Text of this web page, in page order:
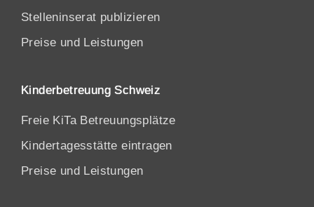
Stelleninserat publizieren
Preise und Leistungen
Kinderbetreuung Schweiz
Freie KiTa Betreuungsplätze
Kindertagesstätte eintragen
Preise und Leistungen